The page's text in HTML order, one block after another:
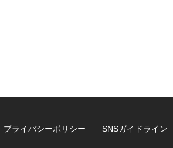
プライバシーポリシー SNSガイドライン